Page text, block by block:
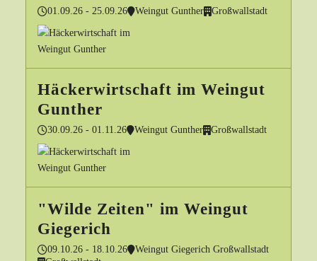
01.09.26 - 25.09.26 Weingut Gunther Großwallstadt
Häckerwirtschaft im Weingut
Gunther
30.09.26 - 01.11.26 Weingut Gunther Großwallstadt
"Wilde Zeiten" im Weingut
Giegerich
09.10.26 - 18.10.26
Weingut Giegerich Großwallstadt